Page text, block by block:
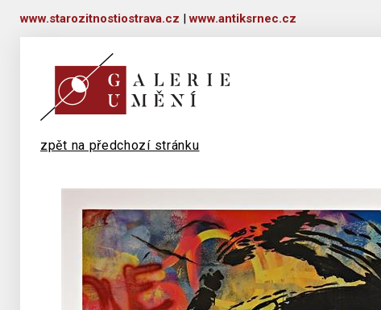
www.starozitnostiostrava.cz |www.antiksrnec.cz
zpět na předchozí stránku